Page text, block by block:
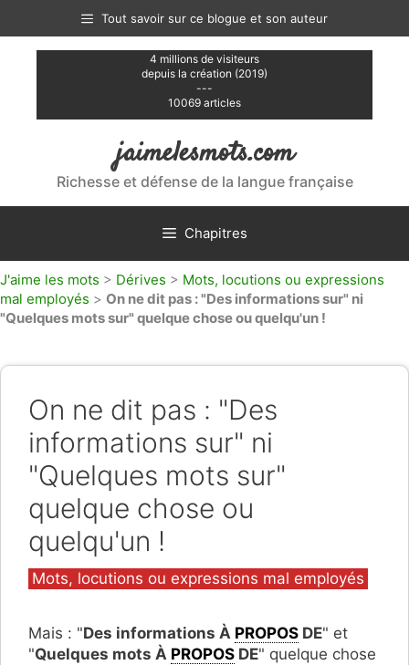
contenu
Tout savoir sur ce blogue et son auteur
4 millions de visiteurs
depuis la création (2019)
---
10069 articles
jaimelesmots.com
Richesse et défense de la langue française
Chapitres
J'aime les mots > Dérives > Mots, locutions ou expressions
mal employés > On ne dit pas : "Des informations sur" ni
"Quelques mots sur" quelque chose ou quelqu'un !
On ne dit pas : "Des
informations sur" ni
"Quelques mots sur"
quelque chose ou
quelqu'un !
Catégories
Mots, locutions ou expressions mal employés
Mais : "Des informations À PROPOS DE" et
"Quelques mots À PROPOS DE" quelque chose